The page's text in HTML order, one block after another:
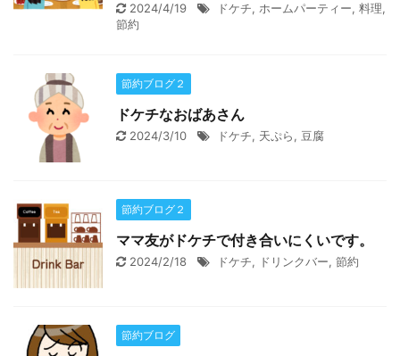
2024/4/19 ドケチ, ホームパーティー, 料理,
節約
節約ブログ２
ドケチなおばあさん
2024/3/10 ドケチ, 天ぷら, 豆腐
節約ブログ２
ママ友がドケチで付き合いにくいです。
2024/2/18 ドケチ, ドリンクバー, 節約
節約ブログ